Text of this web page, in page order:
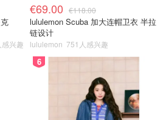
兴趣
€69.00 €118.00
lululemon Scuba 加大连帽卫衣 半拉
链设计
lululemon 751人感兴趣
6